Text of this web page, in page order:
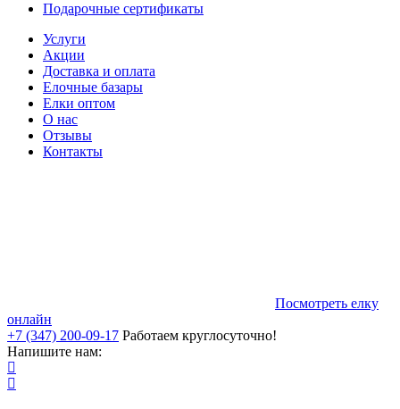
Подарочные сертификаты
Услуги
Акции
Доставка и оплата
Елочные базары
Елки оптом
О нас
Отзывы
Контакты
Посмотреть елку
онлайн
+7 (347) 200-09-17 Работаем круглосуточно!
Напишите нам: